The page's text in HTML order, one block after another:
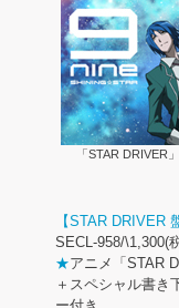
「STAR DRIVER
【STAR DRIVER
SECL-958/\1,300(
★アニメ「STAR
＋スペシャル書き